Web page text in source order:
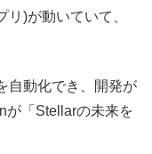
)が動いていて、
自動化でき、開発が
が「Stellarの未来を